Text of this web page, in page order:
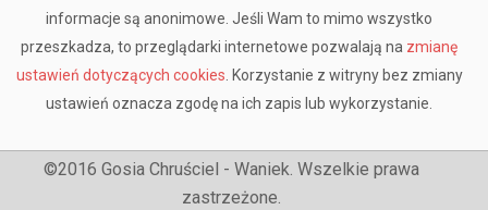
informacje są anonimowe. Jeśli Wam to mimo wszystko
przeszkadza, to przeglądarki internetowe pozwalają na zmianę
ustawień dotyczących cookies . Korzystanie z witryny bez zmiany
ustawień oznacza zgodę na ich zapis lub wykorzystanie.
©2016 Gosia Chruściel - Waniek. Wszelkie prawa
zastrzeżone.